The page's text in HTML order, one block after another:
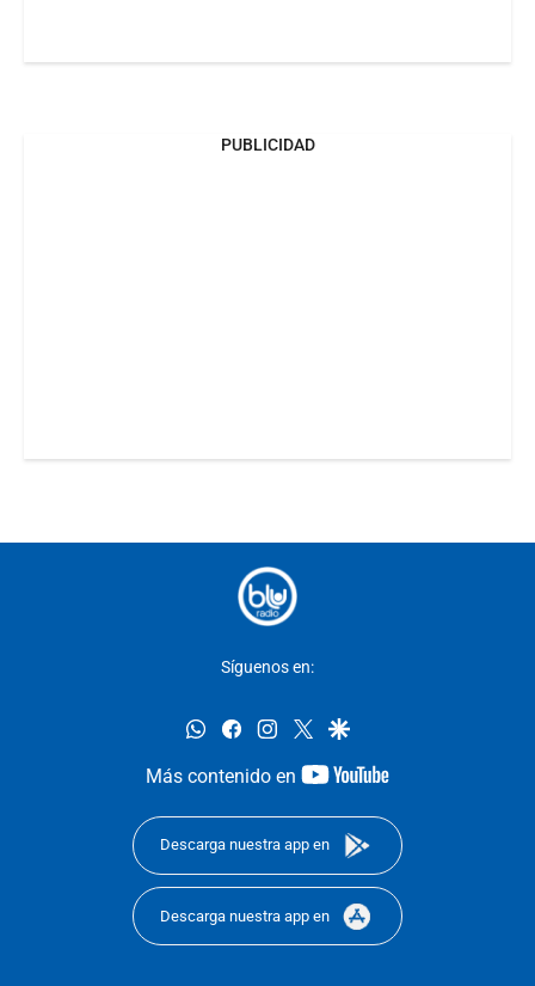
PUBLICIDAD
Síguenos en:
whatsappfacebookinstagram
twittergoogle
Más contenido en
youtube-
Descarga nuestra app en
Descarga nuestra app en